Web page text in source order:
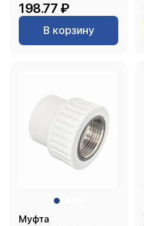
198.77 ₽
В корзину
Муфта